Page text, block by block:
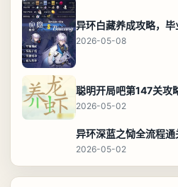
2026-05-08
2026-05-02
异环深蓝之恸全流程
2026-05-02